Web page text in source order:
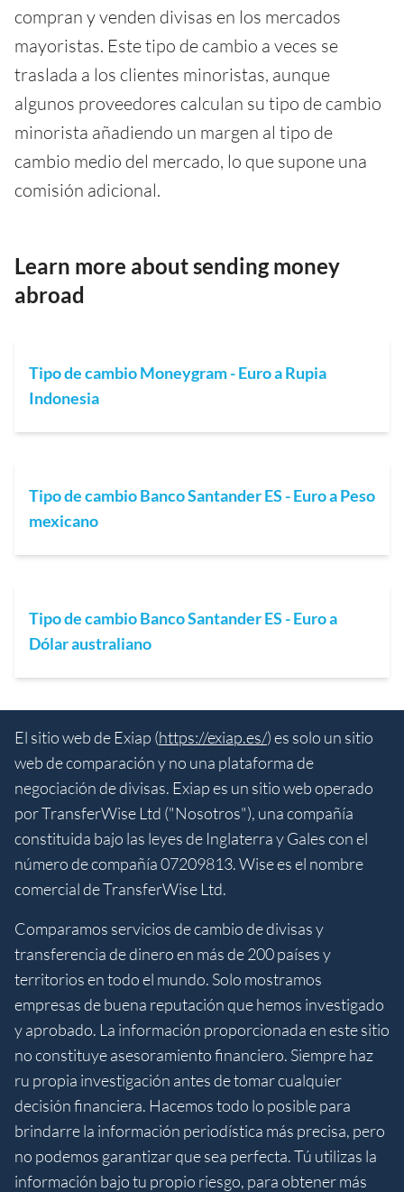
compran y venden divisas en los mercados
mayoristas. Este tipo de cambio a veces se
traslada a los clientes minoristas, aunque
algunos proveedores calculan su tipo de cambio
minorista añadiendo un margen al tipo de
cambio medio del mercado, lo que supone una
comisión adicional.
Learn more about sending money
abroad
Tipo de cambio Moneygram - Euro a Rupia
Indonesia
Tipo de cambio Banco Santander ES - Euro a Peso
mexicano
Tipo de cambio Banco Santander ES - Euro a
Dólar australiano
El sitio web de Exiap (https://exiap.es/) es solo un sitio
web de comparación y no una plataforma de
negociación de divisas. Exiap es un sitio web operado
por TransferWise Ltd ("Nosotros"), una compañía
constituida bajo las leyes de Inglaterra y Gales con el
número de compañía 07209813. Wise es el nombre
comercial de TransferWise Ltd.
Comparamos servicios de cambio de divisas y
transferencia de dinero en más de 200 países y
territorios en todo el mundo. Solo mostramos
empresas de buena reputación que hemos investigado
y aprobado. La información proporcionada en este sitio
no constituye asesoramiento financiero. Siempre haz
ru propia investigación antes de tomar cualquier
decisión financiera. Hacemos todo lo posible para
brindarre la información periodística más precisa, pero
no podemos garantizar que sea perfecta. Tú utilizas la
información bajo tu propio riesgo, para obtener más